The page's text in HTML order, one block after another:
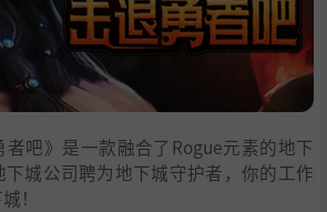
者吧》是一款融合了Rogue元素的地下
城公司聘为地下城守护者，你的工作
！